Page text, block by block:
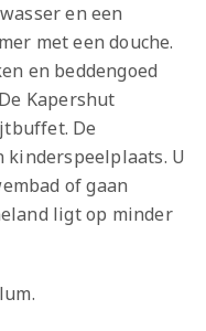
en een
met een douche.
en beddengoed
Kapershut
De
kinderspeelplaats. U
of gaan
ligt op minder